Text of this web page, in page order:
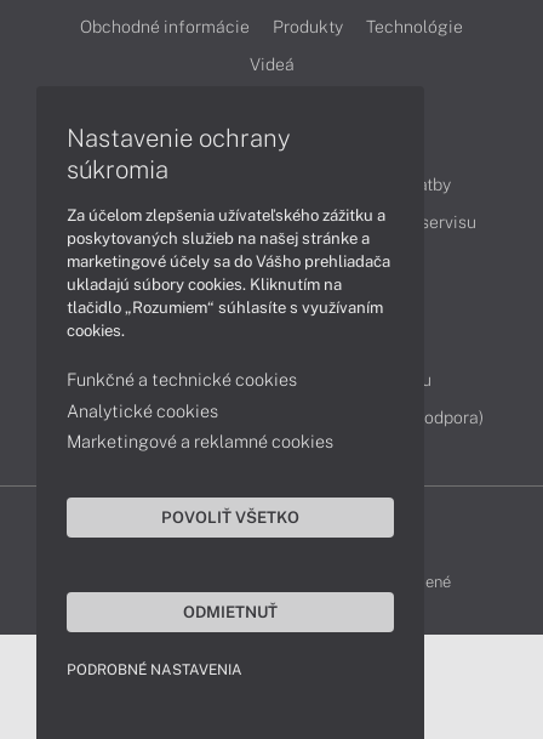
Obchodné informácie Produkty
Technológie
Videá
Obsah
Ako nakupovať
Možnosti doručenia a platby
Podpora a servis
Servisné služby Cenník servisu
Kontakty
Servisné oddelenie
Reklamácia tovaru
Diagnostiky online
TeamViewer (vzdialená podpora)
DELL-SHOP © 2011 - 2026 Všetky práva vyhradené
Nastavenie ochrany
súkromia
Za účelom zlepšenia užívateľského zážitku a
poskytovaných služieb na našej stránke a
marketingové účely sa do Vášho prehliadača
ukladajú súbory cookies. Kliknutím na
tlačidlo „Rozumiem“ súhlasíte s využívaním
cookies.
Funkčné a technické cookies
Analytické cookies
Marketingové a reklamné cookies
POVOLIŤ VŠETKO
ODMIETNUŤ
PODROBNÉ NASTAVENIA